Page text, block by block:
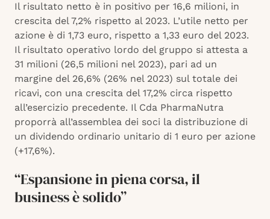
Il risultato netto è in positivo per 16,6 milioni, in
crescita del 7,2% rispetto al 2023. L’utile netto per
azione è di 1,73 euro, rispetto a 1,33 euro del 2023.
Il risultato operativo lordo del gruppo si attesta a
31 milioni (26,5 milioni nel 2023), pari ad un
margine del 26,6% (26% nel 2023) sul totale dei
ricavi, con una crescita del 17,2% circa rispetto
all’esercizio precedente. Il Cda PharmaNutra
proporrà all’assemblea dei soci la distribuzione di
un dividendo ordinario unitario di 1 euro per azione
(+17,6%).
“Espansione in piena corsa, il
business è solido”